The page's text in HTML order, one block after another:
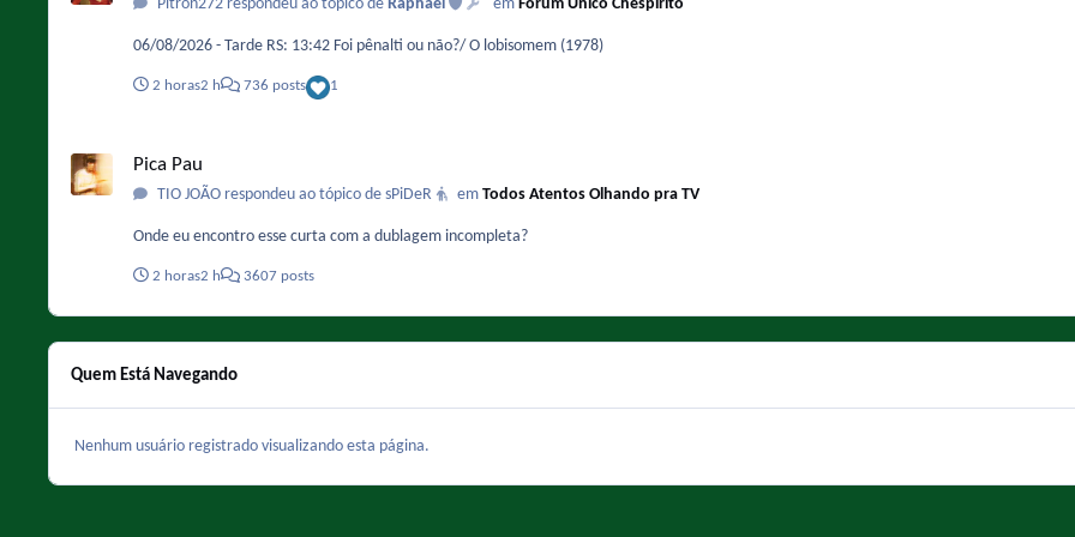
Pitron272 respondeu ao tópico de Raphael em Fórum Único Chespirito
06/08/2026 - Tarde RS: 13:42 Foi pênalti ou não?/ O lobisomem (1978)
2 horas2 h 736 posts 1
Pica Pau
TIO JOÃO respondeu ao tópico de sPiDeR em Todos Atentos Olhando pra TV
Onde eu encontro esse curta com a dublagem incompleta?
2 horas2 h 3607 posts
Quem Está Navegando
Nenhum usuário registrado visualizando esta página.